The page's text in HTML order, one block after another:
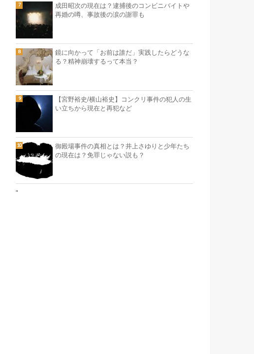
成田昭次の現在は？逮捕後のコンビニバイトや
再婚の噂、事故後の涙の謝罪も
鏡に向かって「お前は誰だ」実践したらどうな
る？精神崩壊するって本当？
【宮野裕史/横山裕史】コンクリ事件の犯人の生
い立ちから現在と再犯など
御殿場事件の真相とは？井上さゆりと少年たち
の現在は？免罪じゃない説も？
"